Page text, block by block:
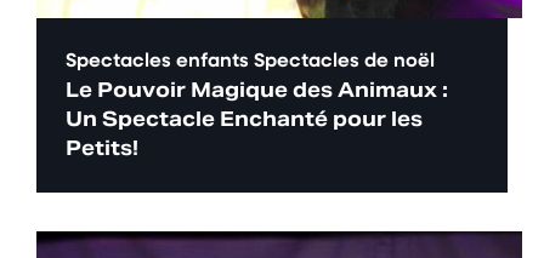
Spectacles enfants Spectacles de noël
Le Pouvoir Magique des Animaux :
Un Spectacle Enchanté pour les
Petits!